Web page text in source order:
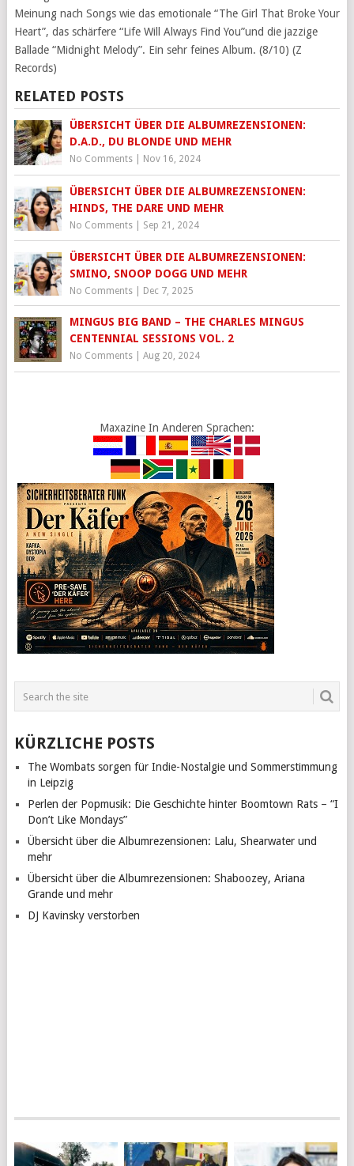
Meinung nach Songs wie das emotionale “The Girl That Broke Your
Heart”, das schärfere “Life Will Always Find You”und die jazzige
Ballade “Midnight Melody”. Ein sehr feines Album. (8/10) (Z
Records)
RELATED POSTS
ÜBERSICHT ÜBER DIE ALBUMREZENSIONEN:
D.A.D., DU BLONDE UND MEHR
No Comments| Nov 16, 2024
ÜBERSICHT ÜBER DIE ALBUMREZENSIONEN:
HINDS, THE DARE UND MEHR
No Comments| Sep 21, 2024
ÜBERSICHT ÜBER DIE ALBUMREZENSIONEN:
SMINO, SNOOP DOGG UND MEHR
No Comments| Dec 7, 2025
MINGUS BIG BAND – THE CHARLES MINGUS
CENTENNIAL SESSIONS VOL. 2
No Comments| Aug 20, 2024
Maxazine In Anderen Sprachen:
KÜRZLICHE POSTS
The Wombats sorgen für Indie-Nostalgie und Sommerstimmung
in Leipzig
Perlen der Popmusik: Die Geschichte hinter Boomtown Rats – “I
Don’t Like Mondays”
Übersicht über die Albumrezensionen: Lalu, Shearwater und
mehr
Übersicht über die Albumrezensionen: Shaboozey, Ariana
Grande und mehr
DJ Kavinsky verstorben